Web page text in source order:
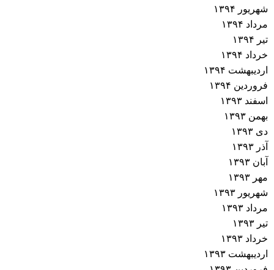
شهریور ۱۳۹۴
مرداد ۱۳۹۴
تیر ۱۳۹۴
خرداد ۱۳۹۴
اردیبهشت ۱۳۹۴
فروردین ۱۳۹۴
اسفند ۱۳۹۳
بهمن ۱۳۹۳
دی ۱۳۹۳
آذر ۱۳۹۳
آبان ۱۳۹۳
مهر ۱۳۹۳
شهریور ۱۳۹۳
مرداد ۱۳۹۳
تیر ۱۳۹۳
خرداد ۱۳۹۳
اردیبهشت ۱۳۹۳